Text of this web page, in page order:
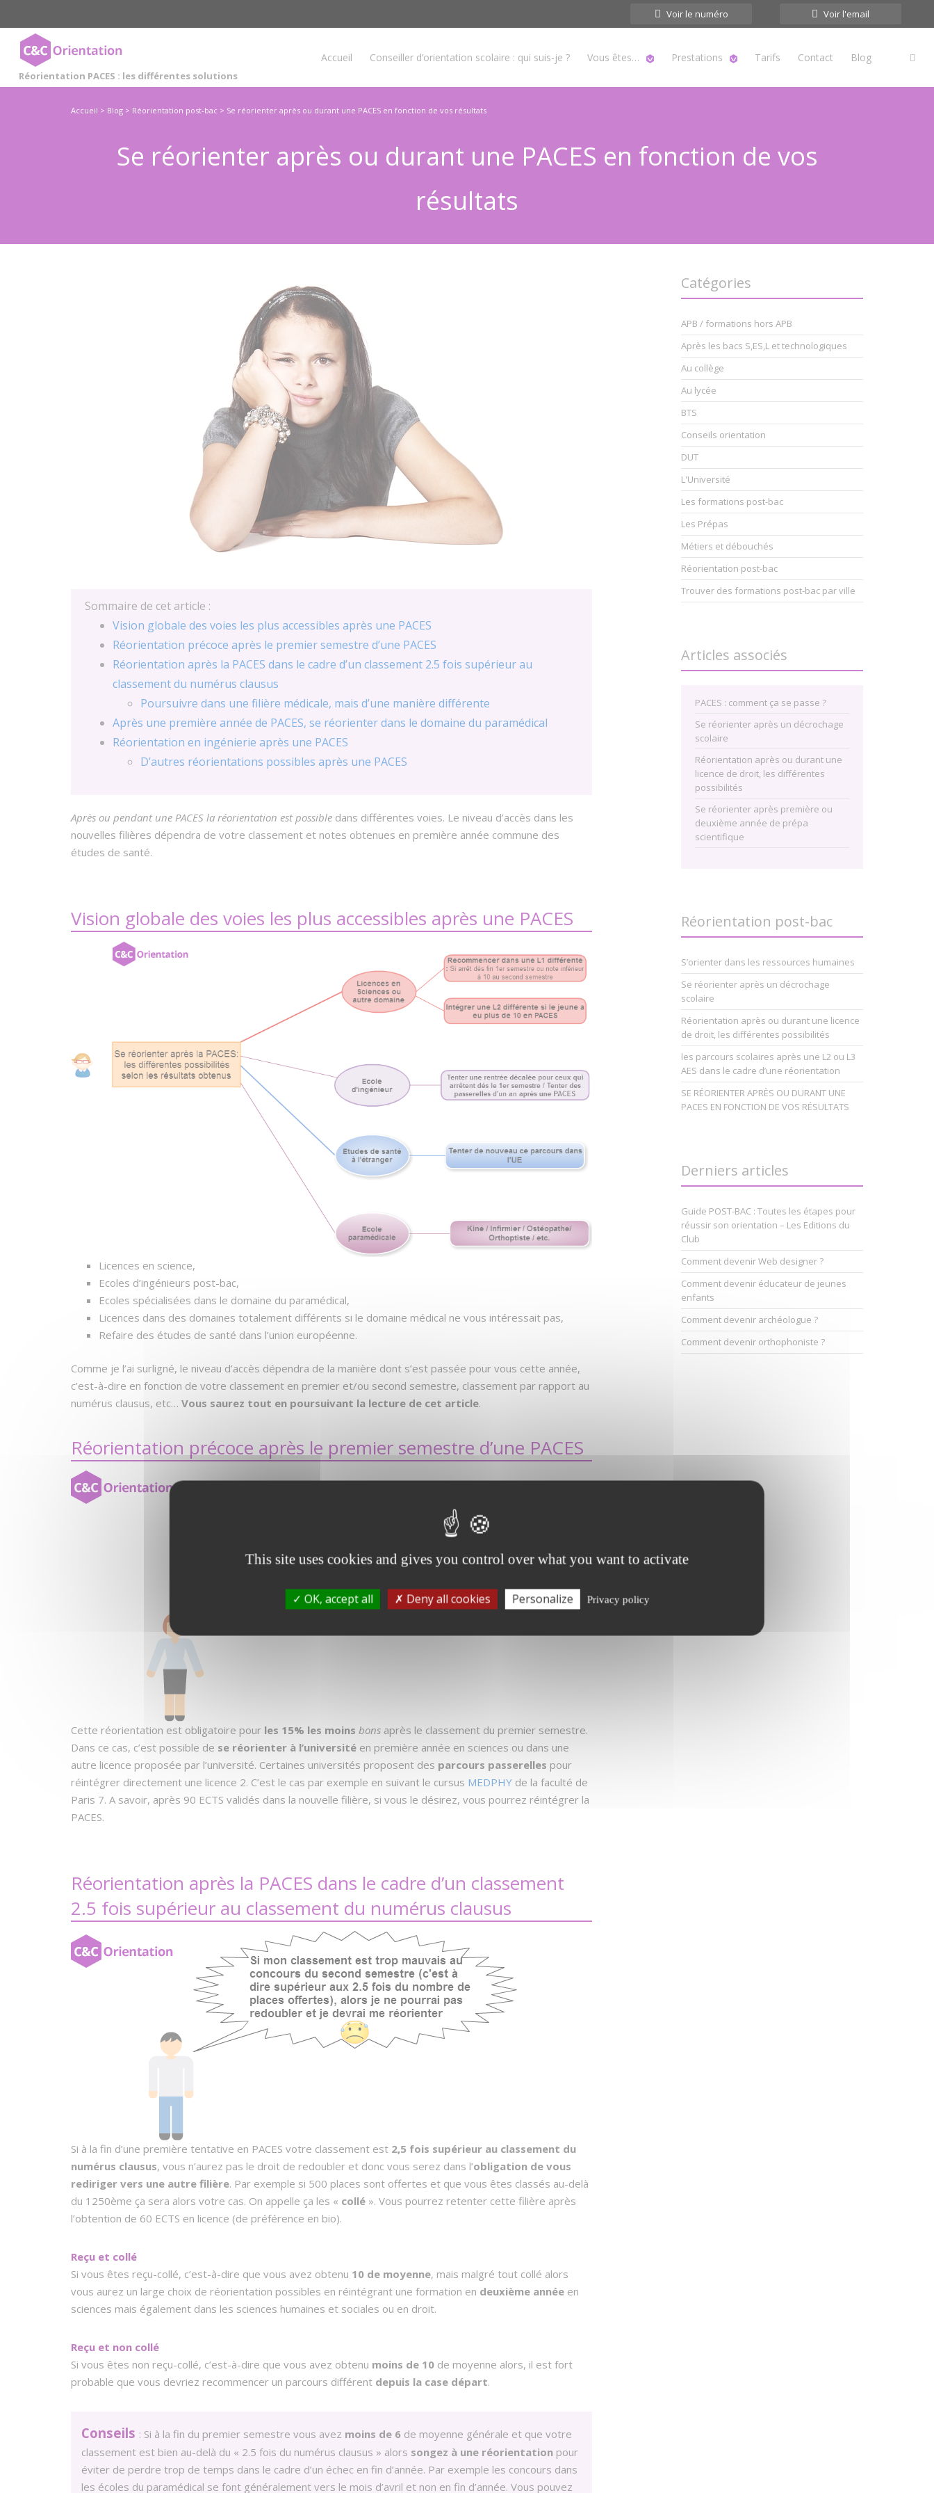
Voir le numéro Voir l'email
Réorientation PACES : les différentes solutions
Accueil Conseiller d’orientation scolaire : qui suis-je ? Vous êtes… Prestations Tarifs Contact Blog
Accueil > Blog > Réorientation post-bac > Se réorienter après ou durant une PACES en fonction de vos résultats
Se réorienter après ou durant une PACES en fonction de vos
résultats
Sommaire de cet article :
Vision globale des voies les plus accessibles après une PACES
Réorientation précoce après le premier semestre d’une PACES
Réorientation après la PACES dans le cadre d’un classement 2.5 fois supérieur au
classement du numérus clausus
Poursuivre dans une filière médicale, mais d’une manière différente
Après une première année de PACES, se réorienter dans le domaine du paramédical
Réorientation en ingénierie après une PACES
D’autres réorientations possibles après une PACES
Après ou pendant une PACES la réorientation est possible dans différentes voies. Le niveau d’accès dans les
nouvelles filières dépendra de votre classement et notes obtenues en première année commune des
études de santé.
Vision globale des voies les plus accessibles après une PACES
Licences en science,
Ecoles d’ingénieurs post-bac,
Ecoles spécialisées dans le domaine du paramédical,
Licences dans des domaines totalement différents si le domaine médical ne vous intéressait pas,
Refaire des études de santé dans l’union européenne.
Comme je l’ai surligné, le niveau d’accès dépendra de la manière dont s’est passée pour vous cette année,
c’est-à-dire en fonction de votre classement en premier et/ou second semestre, classement par rapport au
numérus clausus, etc… Vous saurez tout en poursuivant la lecture de cet article.
Réorientation précoce après le premier semestre d’une PACES
Cette réorientation est obligatoire pour les 15% les moins bons après le classement du premier semestre.
Dans ce cas, c’est possible de se réorienter à l’université en première année en sciences ou dans une
autre licence proposée par l’université. Certaines universités proposent des parcours passerelles pour
réintégrer directement une licence 2. C’est le cas par exemple en suivant le cursus MEDPHY de la faculté de
Paris 7. A savoir, après 90 ECTS validés dans la nouvelle filière, si vous le désirez, vous pourrez réintégrer la
PACES.
Réorientation après la PACES dans le cadre d’un classement
2.5 fois supérieur au classement du numérus clausus
Si à la fin d’une première tentative en PACES votre classement est 2,5 fois supérieur au classement du
numérus clausus, vous n’aurez pas le droit de redoubler et donc vous serez dans l’obligation de vous
rediriger vers une autre filière. Par exemple si 500 places sont offertes et que vous êtes classés au-delà
du 1250ème ça sera alors votre cas. On appelle ça les « collé ». Vous pourrez retenter cette filière après
l’obtention de 60 ECTS en licence (de préférence en bio).
Reçu et collé
Si vous êtes reçu-collé, c’est-à-dire que vous avez obtenu 10 de moyenne, mais malgré tout collé alors
vous aurez un large choix de réorientation possibles en réintégrant une formation en deuxième année en
sciences mais également dans les sciences humaines et sociales ou en droit.
Reçu et non collé
Si vous êtes non reçu-collé, c’est-à-dire que vous avez obtenu moins de 10 de moyenne alors, il est fort
probable que vous devriez recommencer un parcours différent depuis la case départ.
Conseils : Si à la fin du premier semestre vous avez moins de 6 de moyenne générale et que votre
classement est bien au-delà du « 2.5 fois du numérus clausus » alors songez à une réorientation pour
éviter de perdre trop de temps dans le cadre d’un échec en fin d’année. Par exemple les concours dans
les écoles du paramédical se font généralement vers le mois d’avril et non en fin d’année. Vous pouvez
Catégories
APB / formations hors APB
Après les bacs S,ES,L et technologiques
Au collège
Au lycée
BTS
Conseils orientation
DUT
L'Université
Les formations post-bac
Les Prépas
Métiers et débouchés
Réorientation post-bac
Trouver des formations post-bac par ville
Articles associés
PACES : comment ça se passe ?
Se réorienter après un décrochage
scolaire
Réorientation après ou durant une
licence de droit, les différentes
possibilités
Se réorienter après première ou
deuxième année de prépa
scientifique
Réorientation post-bac
S’orienter dans les ressources humaines
Se réorienter après un décrochage
scolaire
Réorientation après ou durant une licence
de droit, les différentes possibilités
les parcours scolaires après une L2 ou L3
AES dans le cadre d’une réorientation
SE RÉORIENTER APRÈS OU DURANT UNE
PACES EN FONCTION DE VOS RÉSULTATS
Derniers articles
Guide POST-BAC : Toutes les étapes pour
réussir son orientation – Les Editions du
Club
Comment devenir Web designer ?
Comment devenir éducateur de jeunes
enfants
Comment devenir archéologue ?
Comment devenir orthophoniste ?
This site uses cookies and gives you control over what you want to activate
OK, accept all Deny all cookies Personalize Privacy policy